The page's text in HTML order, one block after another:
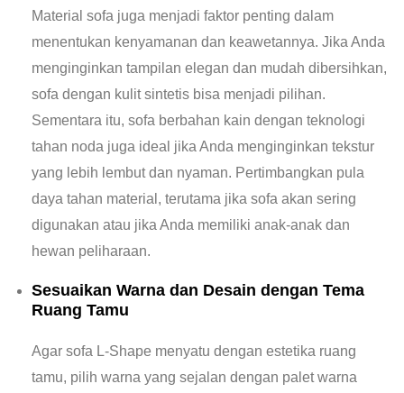
Material sofa juga menjadi faktor penting dalam
menentukan kenyamanan dan keawetannya. Jika Anda
menginginkan tampilan elegan dan mudah dibersihkan,
sofa dengan kulit sintetis bisa menjadi pilihan.
Sementara itu, sofa berbahan kain dengan teknologi
tahan noda juga ideal jika Anda menginginkan tekstur
yang lebih lembut dan nyaman. Pertimbangkan pula
daya tahan material, terutama jika sofa akan sering
digunakan atau jika Anda memiliki anak-anak dan
hewan peliharaan.
Sesuaikan Warna dan Desain dengan Tema
Ruang Tamu
Agar sofa L-Shape menyatu dengan estetika ruang
tamu, pilih warna yang sejalan dengan palet warna